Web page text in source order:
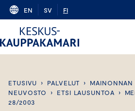
Skip
content
EN SV FI
ETUSIVU › PALVELUT ›
MAINONNAN
NEUVOSTO
› ETSI LAUSUNTOA ›
28/2003